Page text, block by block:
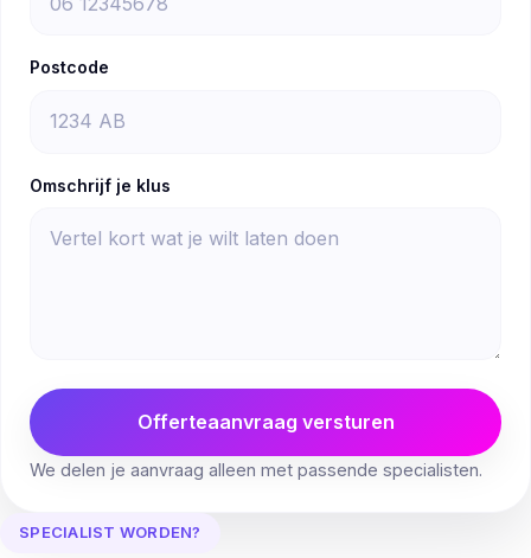
Postcode
Omschrijf je klus
Offerteaanvraag versturen
We delen je aanvraag alleen met passende specialisten.
SPECIALIST WORDEN?